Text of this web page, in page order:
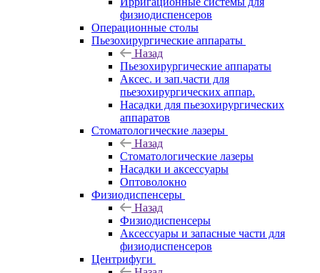
физиодиспенсеров
Операционные столы
Пьезохирургические аппараты
Назад
Пьезохирургические аппараты
Аксес. и зап.части для
пьезохирургических аппар.
Насадки для пьезохирургических
аппаратов
Стоматологические лазеры
Назад
Стоматологические лазеры
Насадки и аксессуары
Оптоволокно
Физиодиспенсеры
Назад
Физиодиспенсеры
Аксессуары и запасные части для
физиодиспенсеров
Центрифуги